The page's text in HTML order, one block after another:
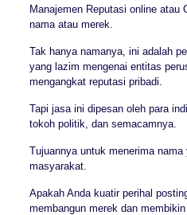
Manajemen Reputasi online atau
nama atau merek.
Tak hanya namanya, ini adalah
yang lazim mengenai entitas
mengangkat reputasi pribadi.
Tapi jasa ini dipesan oleh para
tokoh politik, dan semacamnya.
Tujuannya untuk menerima
masyarakat.
Apakah Anda kuatir perihal
membangun merek dan